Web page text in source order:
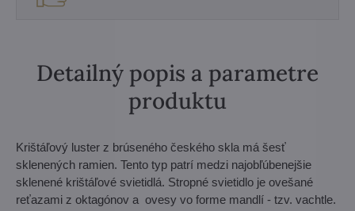
Detailný popis a parametre
produktu
Krištáľový luster z brúseného českého skla má šesť
sklenených ramien. Tento typ patrí medzi najobľúbenejšie
sklenené krištáľové svietidlá. Stropné svietidlo je ovešané
reťazami z oktagónov a ovesy vo forme mandlí - tzv. vachtle.